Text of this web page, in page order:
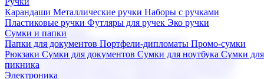
Карандаши Металлические ручки Наборы с ручками
Пластиковые ручки Футляры для ручек Эко ручки
Сумки и папки
Папки для документов Портфели-дипломаты Промо-сумки
Рюкзаки Сумки для документов Сумки для ноутбука Сумки для
пикника
Электроника
Подарочные наборы
Бизнес наборыКофейные наборы Кошельки
Наборы из кожиНаборы ручекНаборы с аккумуляторами
Наборы с бутылками для воды
Наборы с ежедневниками
Наборы с кружками